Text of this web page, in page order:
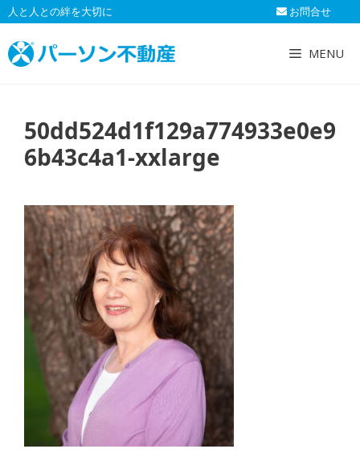
コ
ン
テ
ン
人と人との絆を大切に お問合せ
MENU
50dd524d1f129a774933e0e9
6b43c4a1-xxlarge